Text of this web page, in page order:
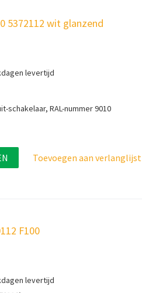
5372112 wit glanzend
levertijd
schakelaar, RAL-nummer 9010
Toevoegen aan verlanglijst
F100
levertijd